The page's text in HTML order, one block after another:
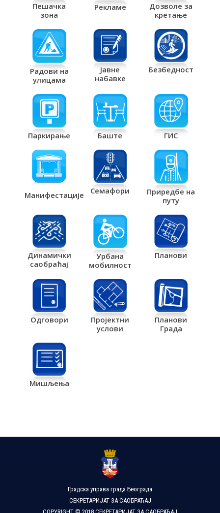
Пешачка
зона
Рекламе
Дозволе за
кретање
Радови на
улицама
Јавне
набавке
Безбедност
Паркирање Баште ГИС
Манифестације Семафори
Приредбе на
путу
Динамички
саобраћај
Урбана
мобилност
Планови
Одговори
Пројектни
услови
Планови
Града
Мишљења
Градска управа града Београда
СЕКРЕТАРИЈАТ ЗА САОБРАЋАЈ